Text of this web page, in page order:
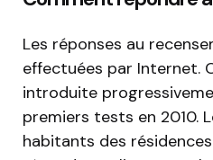
Les réponses au
effectuées par Internet.
introduite
premiers tests en 2010.
habitants des